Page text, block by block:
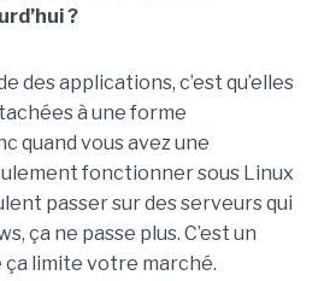
?
des applications, c’est qu’elles
à une forme
quand vous avez une
fonctionner sous Linux
passer sur des serveurs qui
ça ne passe plus. C’est un
limite votre marché.